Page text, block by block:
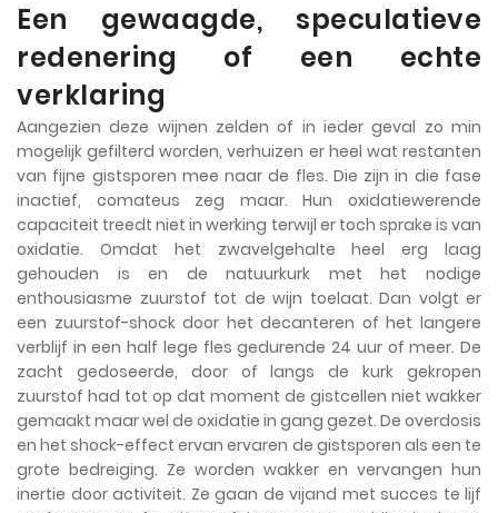
Een gewaagde, speculatieve
redenering of een echte
verklaring
Aangezien deze wijnen zelden of in ieder geval zo min
mogelijk gefilterd worden, verhuizen er heel wat restanten
van fijne gistsporen mee naar de fles. Die zijn in die fase
inactief, comateus zeg maar. Hun oxidatiewerende
capaciteit treedt niet in werking terwijl er toch sprake is van
oxidatie. Omdat het zwavelgehalte heel erg laag
gehouden is en de natuurkurk met het nodige
enthousiasme zuurstof tot de wijn toelaat. Dan volgt er
een zuurstof-shock door het decanteren of het langere
verblijf in een half lege fles gedurende 24 uur of meer. De
zacht gedoseerde, door of langs de kurk gekropen
zuurstof had tot op dat moment de gistcellen niet wakker
gemaakt maar wel de oxidatie in gang gezet. De overdosis
en het shock-effect ervan ervaren de gistsporen als een te
grote bedreiging. Ze worden wakker en vervangen hun
inertie door activiteit. Ze gaan de vijand met succes te lijf